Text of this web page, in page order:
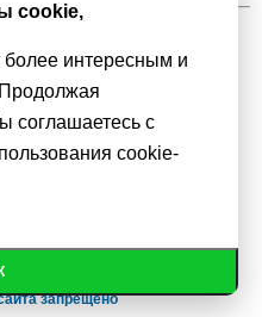
функционирования сайта. Если
покиньте сайт.
без согласования с
запрещено
cookie,
более интересным и
соглашаетесь с
cookie-